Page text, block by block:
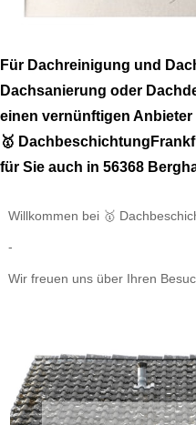
Für Dachreinigung und
Dachsanierung oder
einen vernünftigen
🥇
für Sie auch in 56368
Willkommen bei 🥇
-
Wir freuen uns über Ihren